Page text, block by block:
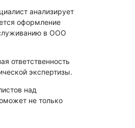
анализирует
оформление
в ООО
ответственность
экспертизы.
над
не только